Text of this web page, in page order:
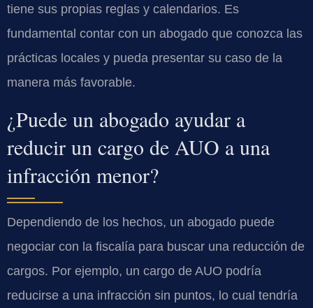
tiene sus propias reglas y calendarios. Es
fundamental contar con un abogado que conozca las
prácticas locales y pueda presentar su caso de la
manera más favorable.
¿Puede un abogado ayudar a
reducir un cargo de AUO a una
infracción menor?
Dependiendo de los hechos, un abogado puede
negociar con la fiscalía para buscar una reducción de
cargos. Por ejemplo, un cargo de AUO podría
reducirse a una infracción sin puntos, lo cual tendría